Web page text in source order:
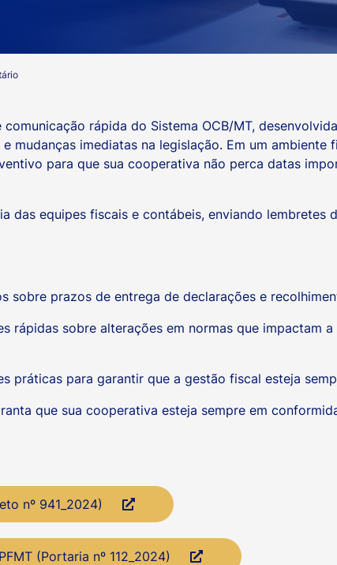
comunicação rápida do Sistema OCB/MT,
mudanças imediatas na legislação. Em um ambiente
para que sua cooperativa não perca datas
das equipes fiscais e contábeis, enviando lembretes
sobre prazos de entrega de declarações e
rápidas sobre alterações em normas que impactam
práticas para garantir que a gestão fiscal esteja
que sua cooperativa esteja sempre em
nº 941_2024)
(Portaria nº 112_2024)